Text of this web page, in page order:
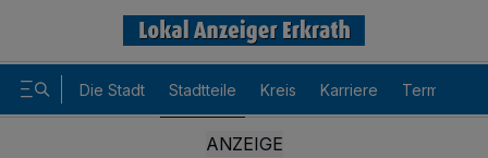
Die Stadt Stadtteile Kreis Karriere Termine